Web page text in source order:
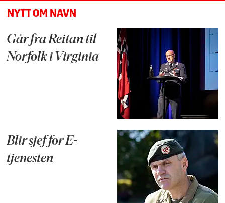
NYTT OM NAVN
Går fra Reitan til
Norfolk i Virginia
Blir sjef for E-
tjenesten